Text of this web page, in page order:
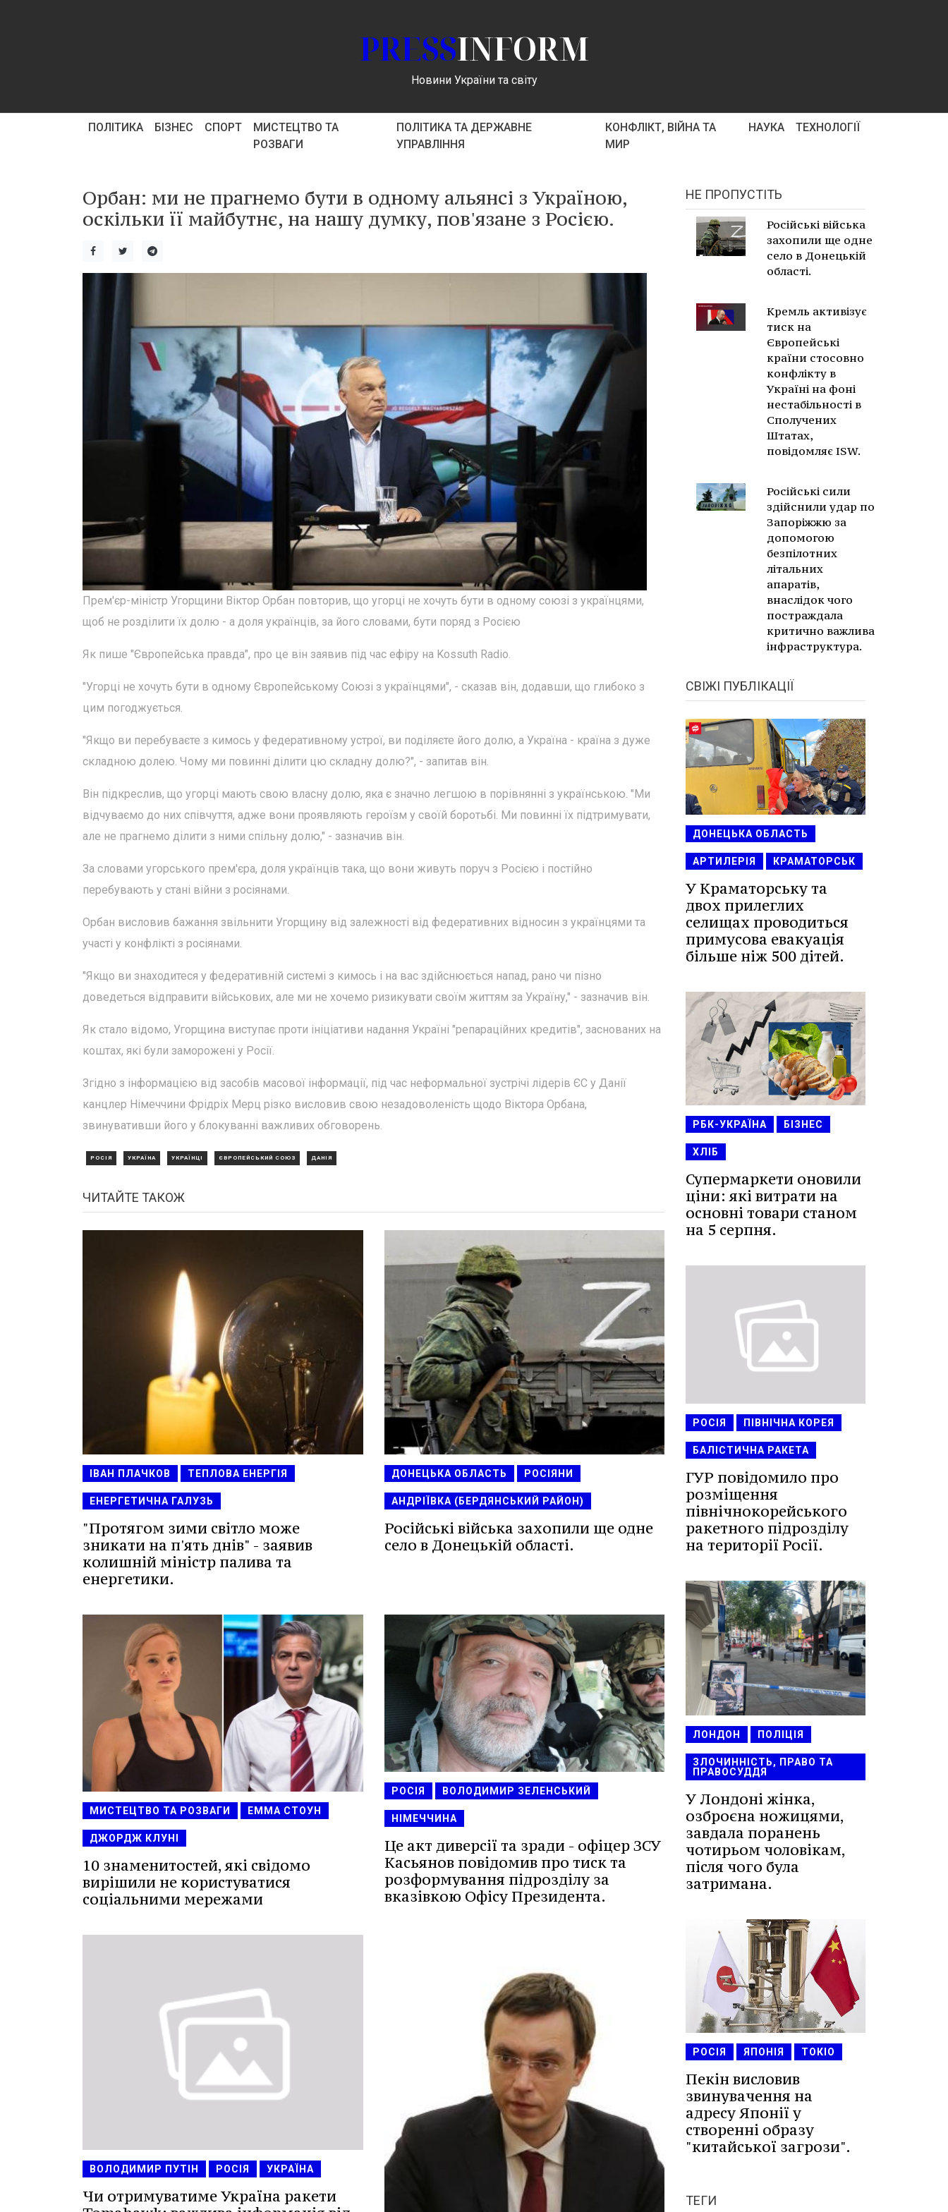
PRESSINFORM
Новини України та світу
ПОЛІТИКА БІЗНЕС СПОРТ
МИСТЕЦТВО ТА
РОЗВАГИ
ПОЛІТИКА ТА ДЕРЖАВНЕ
УПРАВЛІННЯ
КОНФЛІКТ, ВІЙНА ТА
МИР
НАУКА ТЕХНОЛОГІЇ
Орбан: ми не прагнемо бути в одному альянсі з Україною,
оскільки її майбутнє, на нашу думку, пов'язане з Росією.
Прем'єр-міністр Угорщини Віктор Орбан повторив, що угорці не хочуть бути в одному союзі з українцями,
щоб не розділити їх долю - а доля українців, за його словами, бути поряд з Росією
Як пише "Європейська правда", про це він заявив під час ефіру на Kossuth Radio.
"Угорці не хочуть бути в одному Європейському Союзі з українцями", - сказав він, додавши, що глибоко з
цим погоджується.
"Якщо ви перебуваєте з кимось у федеративному устрої, ви поділяєте його долю, а Україна - країна з дуже
складною долею. Чому ми повинні ділити цю складну долю?", - запитав він.
Він підкреслив, що угорці мають свою власну долю, яка є значно легшою в порівнянні з українською. "Ми
відчуваємо до них співчуття, адже вони проявляють героїзм у своїй боротьбі. Ми повинні їх підтримувати,
але не прагнемо ділити з ними спільну долю," - зазначив він.
За словами угорського прем'єра, доля українців така, що вони живуть поруч з Росією і постійно
перебувають у стані війни з росіянами.
Орбан висловив бажання звільнити Угорщину від залежності від федеративних відносин з українцями та
участі у конфлікті з росіянами.
"Якщо ви знаходитеся у федеративній системі з кимось і на вас здійснюється напад, рано чи пізно
доведеться відправити військових, але ми не хочемо ризикувати своїм життям за Україну," - зазначив він.
Як стало відомо, Угорщина виступає проти ініціативи надання Україні "репараційних кредитів", заснованих на
коштах, які були заморожені у Росії.
Згідно з інформацією від засобів масової інформації, під час неформальної зустрічі лідерів ЄС у Данії
канцлер Німеччини Фрідріх Мерц різко висловив свою незадоволеність щодо Віктора Орбана,
звинувативши його у блокуванні важливих обговорень.
РОСІЯ УКРАЇНА УКРАЇНЦІ ЄВРОПЕЙСЬКИЙ СОЮЗ ДАНІЯ
ЧИТАЙТЕ ТАКОЖ
ІВАН ПЛАЧКОВ ТЕПЛОВА ЕНЕРГІЯ
ЕНЕРГЕТИЧНА ГАЛУЗЬ
"Протягом зими світло може
зникати на п'ять днів" - заявив
колишній міністр палива та
енергетики.
ДОНЕЦЬКА ОБЛАСТЬ РОСІЯНИ
АНДРІЇВКА (БЕРДЯНСЬКИЙ РАЙОН)
Російські війська захопили ще одне
село в Донецькій області.
МИСТЕЦТВО ТА РОЗВАГИ ЕММА СТОУН
ДЖОРДЖ КЛУНІ
10 знаменитостей, які свідомо
вирішили не користуватися
соціальними мережами
РОСІЯ ВОЛОДИМИР ЗЕЛЕНСЬКИЙ
НІМЕЧЧИНА
Це акт диверсії та зради - офіцер ЗСУ
Касьянов повідомив про тиск та
розформування підрозділу за
вказівкою Офісу Президента.
ВОЛОДИМИР ПУТІН РОСІЯ УКРАЇНА
Чи отримуватиме Україна ракети
НЕ ПРОПУСТІТЬ
Російські війська
захопили ще одне
село в Донецькій
області.
Кремль активізує
тиск на
Європейські
країни стосовно
конфлікту в
Україні на фоні
нестабільності в
Сполучених
Штатах,
повідомляє ISW.
Російські сили
здійснили удар по
Запоріжжю за
допомогою
безпілотних
літальних
апаратів,
внаслідок чого
постраждала
критично важлива
інфраструктура.
СВІЖІ ПУБЛІКАЦІЇ
ДОНЕЦЬКА ОБЛАСТЬ
АРТИЛЕРІЯ КРАМАТОРСЬК
У Краматорську та
двох прилеглих
селищах проводиться
примусова евакуація
більше ніж 500 дітей.
РБК-УКРАЇНА БІЗНЕС
ХЛІБ
Супермаркети оновили
ціни: які витрати на
основні товари станом
на 5 серпня.
РОСІЯ ПІВНІЧНА КОРЕЯ
БАЛІСТИЧНА РАКЕТА
ГУР повідомило про
розміщення
північнокорейського
ракетного підрозділу
на території Росії.
ЛОНДОН ПОЛІЦІЯ
ЗЛОЧИННІСТЬ, ПРАВО ТА
ПРАВОСУДДЯ
У Лондоні жінка,
озброєна ножицями,
завдала поранень
чотирьом чоловікам,
після чого була
затримана.
РОСІЯ ЯПОНІЯ ТОКІО
Пекін висловив
звинувачення на
адресу Японії у
створенні образу
"китайської загрози".
ТЕГИ